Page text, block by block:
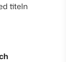
titeln